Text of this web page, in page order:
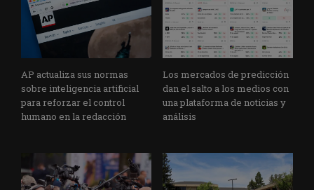
AP actualiza sus normas
sobre inteligencia artificial
para reforzar el control
humano en la redacción
Los mercados de predicción
dan el salto a los medios con
una plataforma de noticias y
análisis